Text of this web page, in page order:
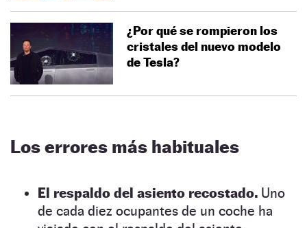
¿Por qué se rompieron los
cristales del nuevo modelo
de Tesla?
Los errores más habituales
El respaldo del asiento recostado. Uno
de cada diez ocupantes de un coche ha